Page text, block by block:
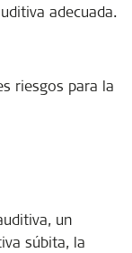
adecuada.
riesgos para la
un
súbita, la